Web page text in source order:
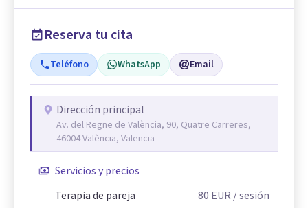
Reserva tu cita
Teléfono WhatsApp Email
Dirección principal
Av. del Regne de València, 90, Quatre Carreres,
46004 València, Valencia
Servicios y precios
Terapia de pareja
80 EUR / sesión